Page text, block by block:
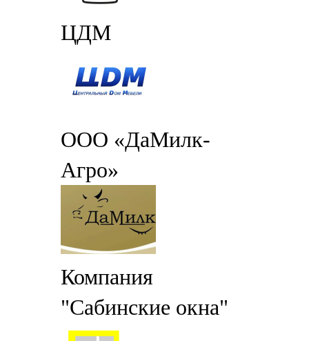
ЦДМ
ООО «ДаМилк-
Агро»
Компания
"Сабинские окна"